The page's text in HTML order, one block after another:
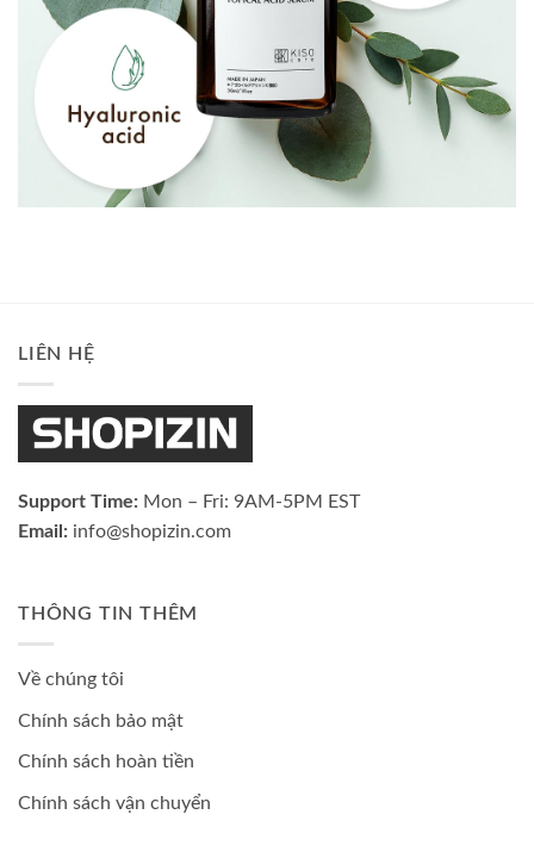
LIÊN HỆ
Support Time: Mon – Fri: 9AM-5PM EST
Email: info@shopizin.com
THÔNG TIN THÊM
Về chúng tôi
Chính sách bảo mật
Chính sách hoàn tiền
Chính sách vận chuyển